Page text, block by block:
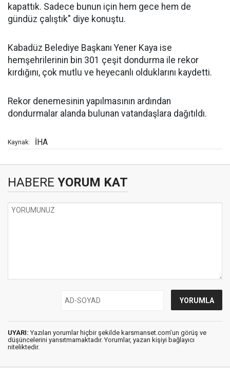
kapattık. Sadece bunun için hem gece hem de
gündüz çalıştık" diye konuştu.
Kabadüz Belediye Başkanı Yener Kaya ise
hemşehrilerinin bin 301 çeşit dondurma ile rekor
kırdığını, çok mutlu ve heyecanlı olduklarını kaydetti.
Rekor denemesinin yapılmasının ardından
dondurmalar alanda bulunan vatandaşlara dağıtıldı.
Kaynak: İHA
HABERE YORUM KAT
UYARI: Yazılan yorumlar hiçbir şekilde karsmanset.com’un görüş ve
düşüncelerini yansıtmamaktadır. Yorumlar, yazan kişiyi bağlayıcı
niteliktedir.